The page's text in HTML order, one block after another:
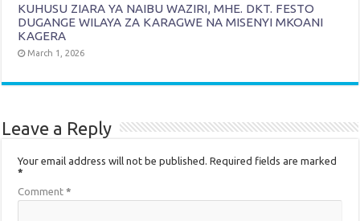
KUHUSU ZIARA YA NAIBU WAZIRI, MHE. DKT. FESTO
DUGANGE WILAYA ZA KARAGWE NA MISENYI MKOANI
KAGERA
March 1, 2026
Leave a Reply
Your email address will not be published. Required fields are marked
*
Comment*